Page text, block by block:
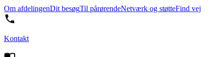
Om afdelingenDit besøgTil pårørendeNetværk og støtteFind vej
Kontakt